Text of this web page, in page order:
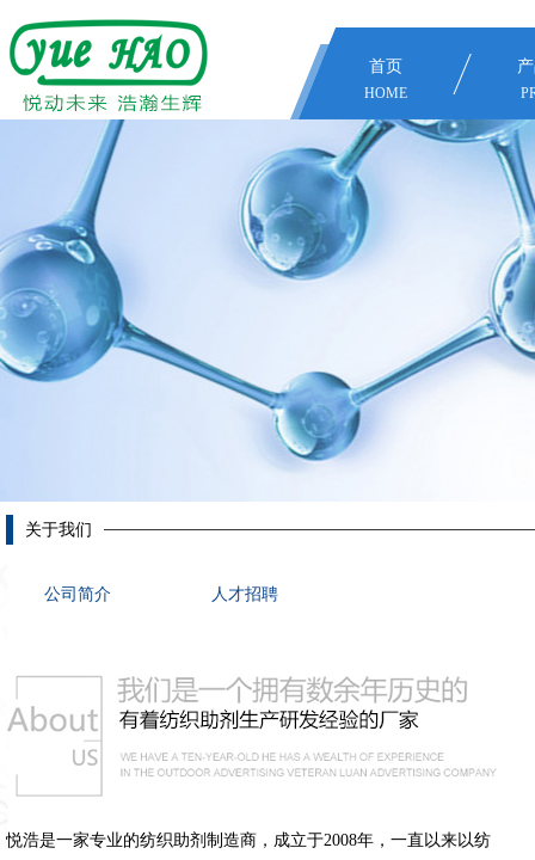
首页
HOME
关于我们
公司简介 人才招聘
悦浩是一家专业的纺织助剂制造商，成立于2008年，一直以来以纺